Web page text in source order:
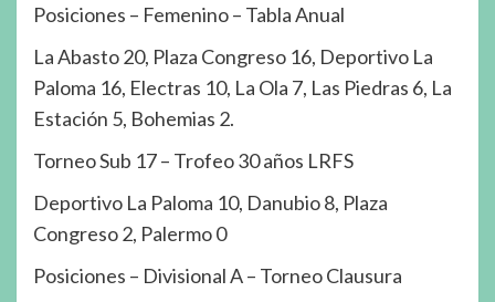
Posiciones – Femenino – Tabla Anual
La Abasto 20, Plaza Congreso 16, Deportivo La
Paloma 16, Electras 10, La Ola 7, Las Piedras 6, La
Estación 5, Bohemias 2.
Torneo Sub 17 – Trofeo 30 años LRFS
Deportivo La Paloma 10, Danubio 8, Plaza
Congreso 2, Palermo 0
Posiciones – Divisional A – Torneo Clausura